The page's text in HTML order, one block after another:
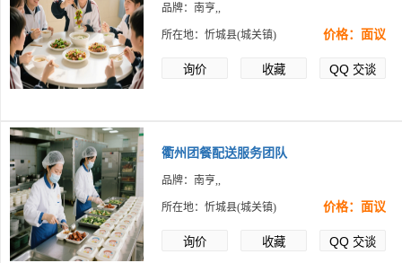
品牌：南亨,,
所在地：忻城县(城关镇) 价格：面议
询价 收藏 QQ 交谈
衢州团餐配送服务团队
品牌：南亨,,
所在地：忻城县(城关镇) 价格：面议
询价 收藏 QQ 交谈